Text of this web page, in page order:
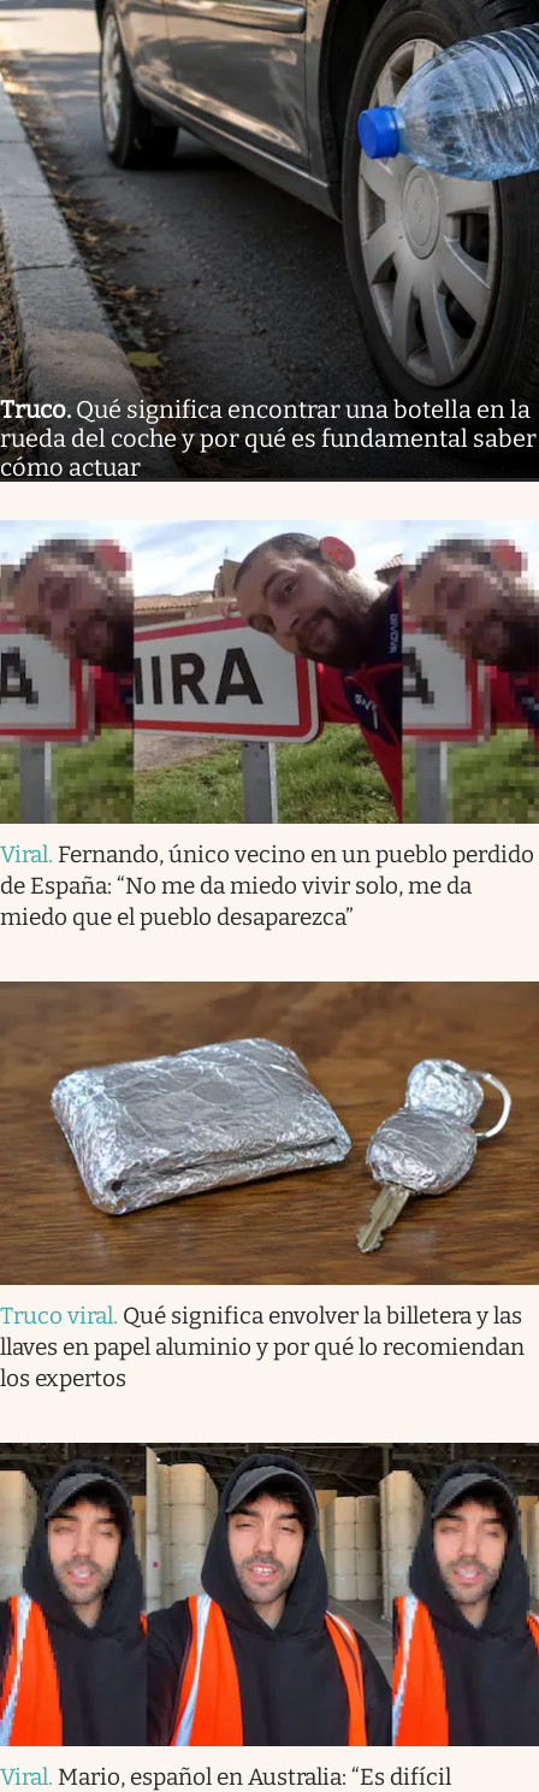
Truco.Qué significa encontrar una botella en la
rueda del coche y por qué es fundamental saber
cómo actuar
Viral. Fernando, único vecino en un pueblo perdido
de España: “No me da miedo vivir solo, me da
miedo que el pueblo desaparezca”
Truco viral. Qué significa envolver la billetera y las
llaves en papel aluminio y por qué lo recomiendan
los expertos
Viral. Mario, español en Australia: “Es difícil